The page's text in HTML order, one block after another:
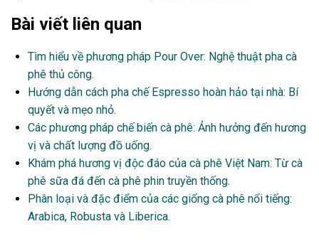
Bài viết liên quan
Tìm hiểu về phương pháp Pour Over: Nghệ thuật pha cà
phê thủ công.
Hướng dẫn cách pha chế Espresso hoàn hảo tại nhà: Bí
quyết và mẹo nhỏ.
Các phương pháp chế biến cà phê: Ảnh hưởng đến hương
vị và chất lượng đồ uống.
Khám phá hương vị độc đáo của cà phê Việt Nam: Từ cà
phê sữa đá đến cà phê phin truyền thống.
Phân loại và đặc điểm của các giống cà phê nổi tiếng:
Arabica, Robusta và Liberica.